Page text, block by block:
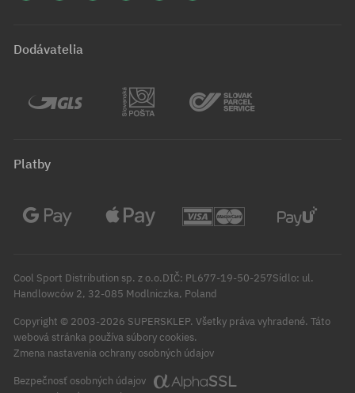
Dodávatelia
Platby
Cool Sport Distribution sp. z o.o.DIČ: PL677-19-50-257Sídlo: ul.
Handlowców 2, 32-085 Modlniczka, Poland
Copyright © 2003-2026 SUPERSKLEP. Všetky práva vyhradené. Táto
webová stránka používa súbory cookies.
Zmena nastavenia ochrany osobných údajov
Bezpečnosť osobných údajov